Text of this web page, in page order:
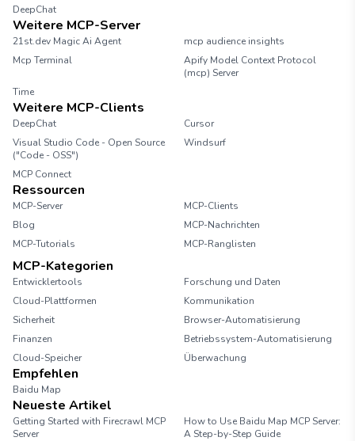
DeepChat
Weitere MCP-Server
21st.dev Magic Ai Agent
mcp audience insights
Mcp Terminal
Apify Model Context Protocol
(mcp) Server
Time
Weitere MCP-Clients
DeepChat
Cursor
Visual Studio Code - Open Source
("Code - OSS")
Windsurf
MCP Connect
Ressourcen
MCP-Server
MCP-Clients
Blog
MCP-Nachrichten
MCP-Tutorials
MCP-Ranglisten
MCP-Kategorien
Entwicklertools
Forschung und Daten
Cloud-Plattformen
Kommunikation
Sicherheit
Browser-Automatisierung
Finanzen
Betriebssystem-Automatisierung
Cloud-Speicher
Überwachung
Empfehlen
Baidu Map
Neueste Artikel
Getting Started with Firecrawl MCP
Server
How to Use Baidu Map MCP Server:
A Step-by-Step Guide